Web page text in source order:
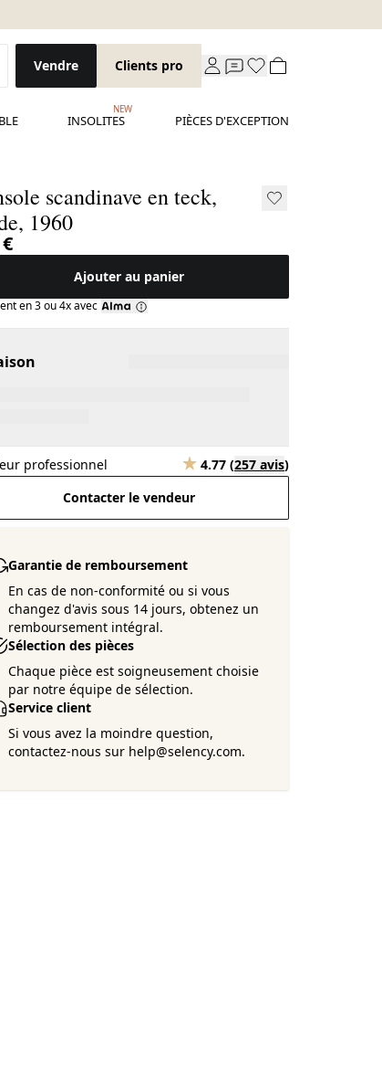
Vendre Clients pro
INSOLITES
NEW
PIÈCES D'EXCEPTION
scandinave en teck,
1960
Ajouter au panier
en 3 ou 4x avec
professionnel 4.77 (257 avis)
Contacter le vendeur
Garantie de remboursement
En cas de non-conformité ou si vous
changez d'avis sous 14 jours, obtenez un
remboursement intégral.
Sélection des pièces
Chaque pièce est soigneusement choisie
par notre équipe de sélection.
Service client
Si vous avez la moindre question,
contactez-nous sur help@selency.com.